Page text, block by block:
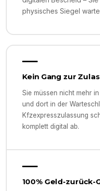
physisches Siegel
Kein Gang zur
Sie müssen nicht mehr
und dort in der
Kfzexpresszulassung
komplett digital ab.
100% Geld-zurück-